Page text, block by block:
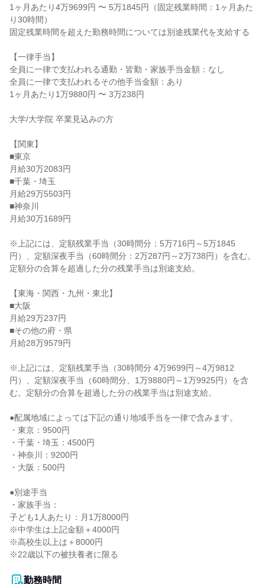
1ヶ月あたり4万9699円 〜 5万1845円（固定残業時間：1ヶ月あた
り30時間）
固定残業時間を超えた勤務時間については別途残業代を支給する
【一律手当】
全員に一律で支払われる通勤・皆勤・家族手当金額：なし
全員に一律で支払われるその他手当金額：あり
1ヶ月あたり1万9880円 〜 3万238円
大学/大学院 卒業見込みの方
【関東】
■東京
月給30万2083円
■千葉・埼玉
月給29万5503円
■神奈川
月給30万1689円
※上記には、定額残業手当（30時間分：5万716円～5万1845
円）、定額深夜手当（60時間分：2万287円～2万738円）を含む。
定額分の合算を超過した分の残業手当は別途支給。
【東海・関西・九州・東北】
■大阪
月給29万237円
■その他の府・県
月給28万9579円
※上記には、定額残業手当（30時間分 4万9699円～4万9812
円）、定額深夜手当（60時間分、1万9880円～1万9925円）を含
む。定額分の合算を超過した分の残業手当は別途支給。
●配属地域によっては下記の通り地域手当を一律で含みます。
・東京：9500円
・千葉・埼玉：4500円
・神奈川：9200円
・大阪：500円
●別途手当
・家族手当：
子ども1人あたり：月1万8000円
※中学生は上記金額＋4000円
※高校生以上は＋8000円
※22歳以下の被扶養者に限る
勤務時間